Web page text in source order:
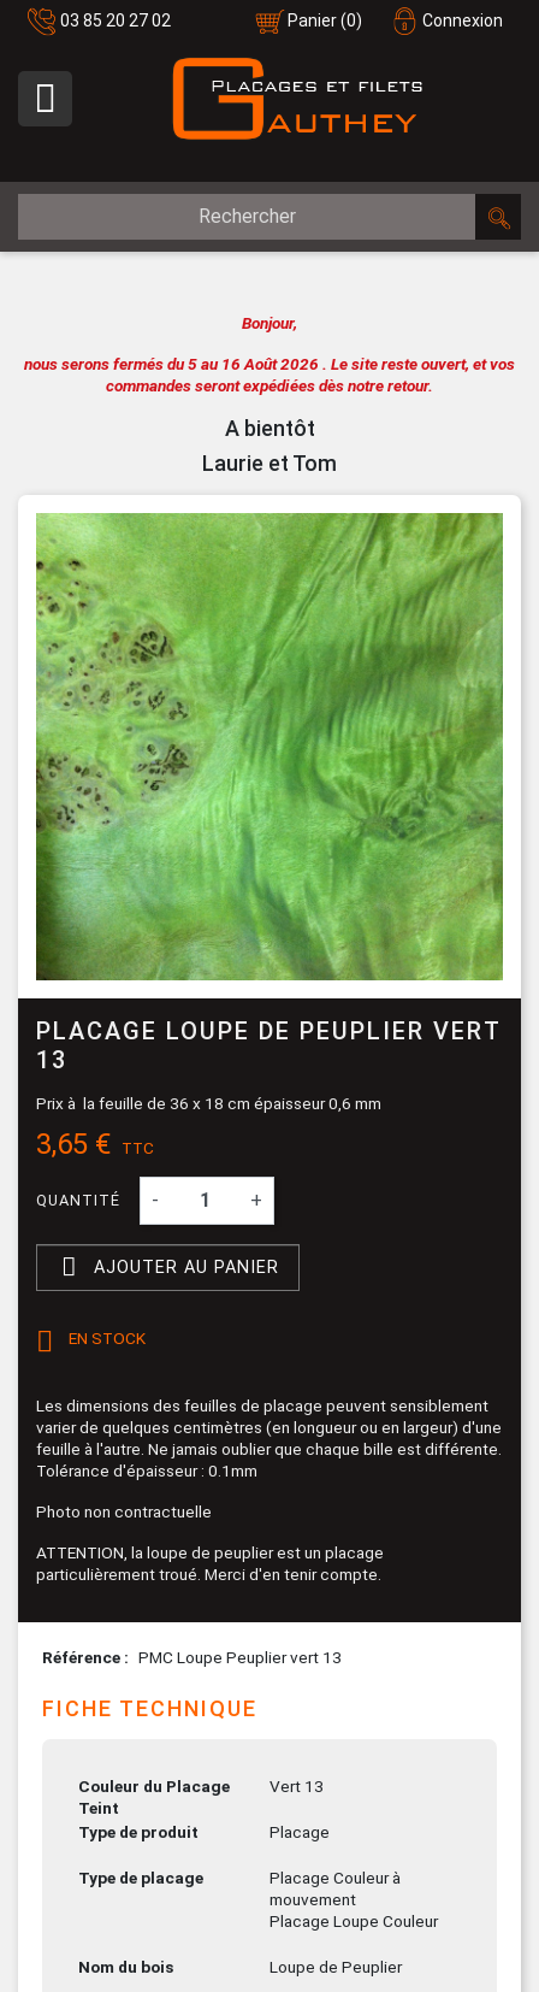
03 85 20 27 02 Connexion
Panier(0)

Bonjour,
nous serons fermés du 5 au 16 Août 2026 . Le site reste ouvert, et vos
commandes seront expédiées dès notre retour.
A bientôt
Laurie et Tom
PLACAGE LOUPE DE PEUPLIER VERT
13
Prix à la feuille de 36 x 18 cm épaisseur 0,6 mm
3,65 € TTC
QUANTITÉ - +
 AJOUTER AU PANIER
 EN STOCK
Les dimensions des feuilles de placage peuvent sensiblement
varier de quelques centimètres (en longueur ou en largeur) d'une
feuille à l'autre. Ne jamais oublier que chaque bille est différente.
Tolérance d'épaisseur : 0.1mm
Photo non contractuelle
ATTENTION, la loupe de peuplier est un placage
particulièrement troué. Merci d'en tenir compte.
Référence PMC Loupe Peuplier vert 13
FICHE TECHNIQUE
Couleur du Placage
Teint
Vert 13
Type de produit Placage
Type de placage
Placage Couleur à
mouvement
Placage Loupe Couleur
Nom du bois Loupe de Peuplier